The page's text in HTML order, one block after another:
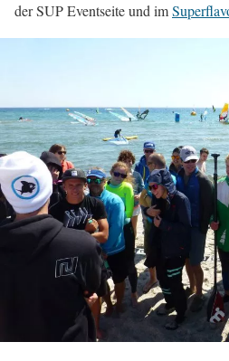
der SUP Eventseite und im